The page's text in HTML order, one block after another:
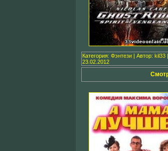
Категория: Фэнтези | Автор: kil33
23.02.2012